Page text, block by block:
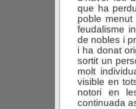
que ha
poble
feudalisme
de nobles i
i ha donat
sortit un
molt
visible en
notori en
continuada